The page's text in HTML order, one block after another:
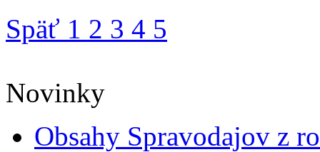
Späť 1 2 3 4 5
Novinky
Obsahy Spravodajov z